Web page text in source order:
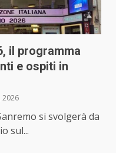
il programma
e ospiti in
2026
si svolgerà da
sul...